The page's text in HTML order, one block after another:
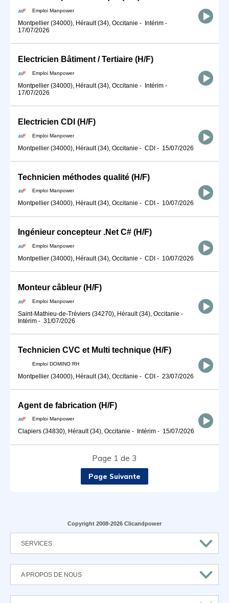
Emploi Manpower
Montpellier (34000), Hérault (34), Occitanie - Intérim -
17/07/2026
Electricien Bâtiment / Tertiaire (H/F)
Emploi Manpower
Montpellier (34000), Hérault (34), Occitanie - Intérim -
17/07/2026
Electricien CDI (H/F)
Emploi Manpower
Montpellier (34000), Hérault (34), Occitanie - CDI - 15/07/2026
Technicien méthodes qualité (H/F)
Emploi Manpower
Montpellier (34000), Hérault (34), Occitanie - CDI - 10/07/2026
Ingénieur concepteur .Net C# (H/F)
Emploi Manpower
Montpellier (34000), Hérault (34), Occitanie - CDI - 10/07/2026
Monteur câbleur (H/F)
Emploi Manpower
Saint-Mathieu-de-Tréviers (34270), Hérault (34), Occitanie -
Intérim - 31/07/2026
Technicien CVC et Multi technique (H/F)
Emploi DOMINO RH
Montpellier (34000), Hérault (34), Occitanie - CDI - 23/07/2026
Agent de fabrication (H/F)
Emploi Manpower
Clapiers (34830), Hérault (34), Occitanie - Intérim - 15/07/2026
Page 1 de 3
Page Suivante
Copyright 2008-2026 Clicandpower
SERVICES
A PROPOS DE NOUS